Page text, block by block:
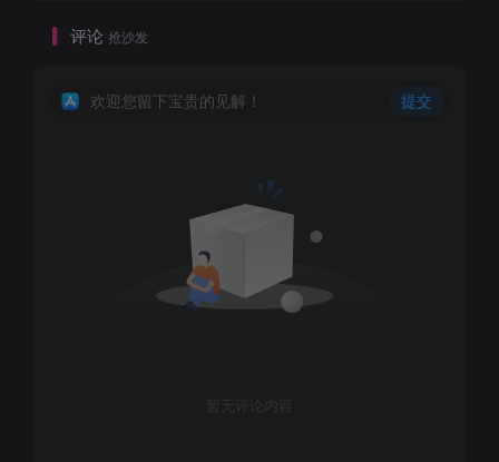
评论 抢沙发
欢迎您留下宝贵的见解！ 提交
暂无评论内容